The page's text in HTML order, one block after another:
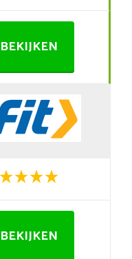
BEKIJKEN
BEKIJKEN